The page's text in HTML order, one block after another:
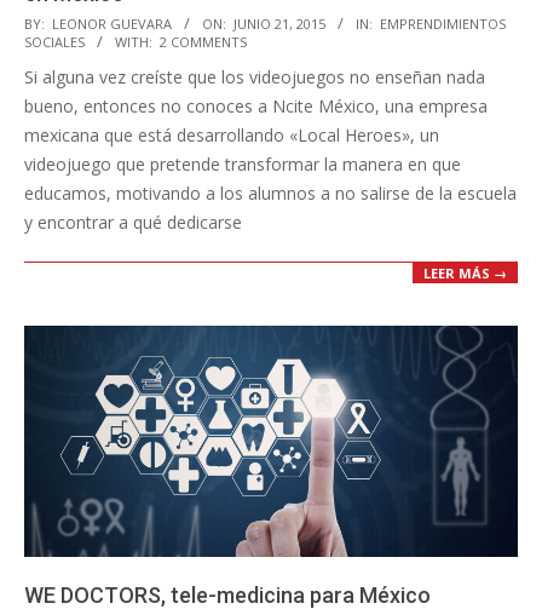
2015-
06-
21
BY: LEONOR GUEVARA ON: JUNIO 21, 2015 IN: EMPRENDIMIENTOS
SOCIALES
WITH: 2 COMMENTS
Si alguna vez creíste que los videojuegos no enseñan nada
bueno, entonces no conoces a Ncite México, una empresa
mexicana que está desarrollando «Local Heroes», un
videojuego que pretende transformar la manera en que
educamos, motivando a los alumnos a no salirse de la escuela
y encontrar a qué dedicarse
LEER MÁS →
WE DOCTORS, tele-medicina para México